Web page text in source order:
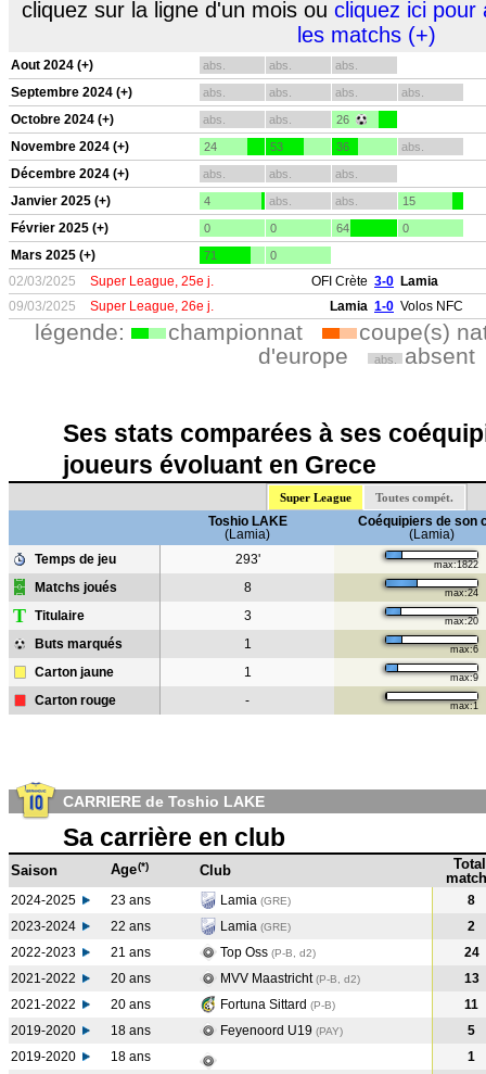
cliquez sur la ligne d'un mois ou cliquez ici pour
les matchs (+)
Aout 2024 (+) abs. abs. abs.
Septembre 2024 (+) abs. abs. abs. abs.
Octobre 2024 (+) abs. abs. 26
Novembre 2024 (+) 24 53 36 abs.
Décembre 2024 (+) abs. abs. abs.
Janvier 2025 (+) 4 abs. abs. 15
Février 2025 (+) 0 0 64 0
Mars 2025 (+) 71 0
02/03/2025 Super League, 25e j. OFI Crète 3-0 Lamia
09/03/2025
Super League, 26e j. Lamia 1-0 Volos NFC
légende: championnat
coupe(s)
d'europe
abs. absent
Ses stats comparées à ses
joueurs évoluant en Grece
Super League Toutes compét.
Toshio LAKE
(Lamia)
Coéquipiers de son
(Lamia)
Temps de jeu
293' max:1822
Matchs joués 8 max:24
T Titulaire 3 max:20
Buts marqués 1 max:6
Carton jaune 1 max:9
Carton rouge - max:1
CARRIERE de Toshio LAKE
Sa carrière en club
Saison Age(*) Club
Total
2024-2025 23 ans Lamia (GRE)
8
2023-2024
22 ans Lamia (GRE)
2
2022-2023
21 ans Top Oss (P-B, d2)
24
2021-2022
20 ans MVV Maastricht(P-B, d2)
13
2021-2022
20 ans Fortuna Sittard (P-B)
11
2019-2020
18 ans Feyenoord U19 (PAY)
5
2019-2020
18 ans
1